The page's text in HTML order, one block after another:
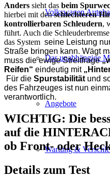
Volkswagen
Das unabhängige
Angebote
Wartung &
Anders sieht das beim
hierbei mit denschlechteren
kontrollierbaren Schleudern,
führt. Auch die
das System seine Leistung
Straße bringen kann. Wägt
muss die ewige Streitfrage
Reifen“ eindeutig mit
Für die Spurstabilität und
des Fahrzeuges ist nun
verantwortlich.
WICHTIG: Die
auf die
ob Front- oder
Details zum Test